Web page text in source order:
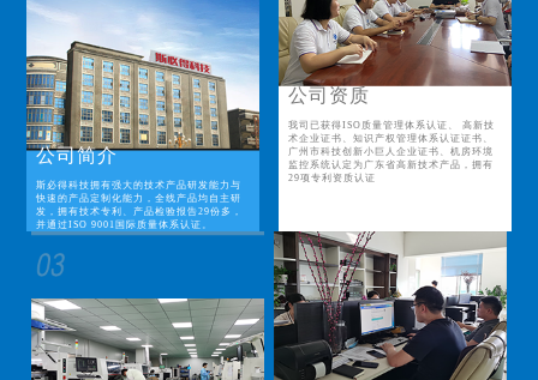
公司简介
斯必得科技拥有强大的技术产品研发能力与
快速的产品定制化能力，全线产品均自主研
发，拥有技术专利、产品检验报告29份多，
并通过ISO 9001国际质量体系认证。
公司资质
我司已获得ISO质量管理体系认证、 高新技
术企业证书、知识产权管理体系认证证书、
广州市科技创新小巨人企业证书、机房环境
监控系统认定为广东省高新技术产品，拥有
29项专利资质认证